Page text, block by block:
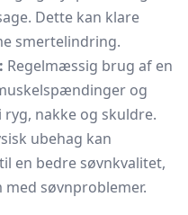
Dette kan klare
smertelindring.
Regelmæssig brug af en
og
nakke og skuldre.
ubehag kan
en bedre søvnkvalitet,
søvnproblemer.